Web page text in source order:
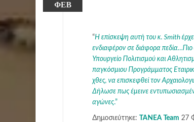
ΦΕΒ
“Η επίσκεψη αυτή του κ. Smith
ενδιαφέρον σε διάφορα
Υπουργείο Πολιτισμού και
παγκόσμιου Προγράμματος
χθες, να επισκεφθεί τον
Δήλωσε πως έμεινε
αγώνες.”
Δημοσιεύτηκε: TANEA Team 27